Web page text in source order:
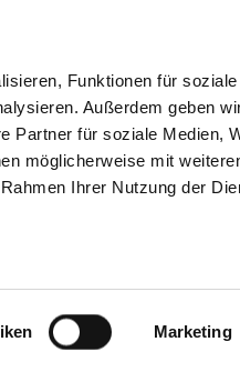
Funktionen für
Außerdem geben
Partner für soziale Medien,
möglicherweise mit
Ihrer Nutzung der
Marketing
& HILFE DAS DKV
GGMBH -